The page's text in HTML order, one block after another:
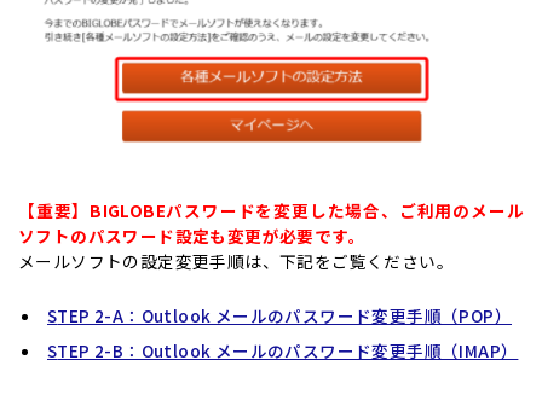
【重要】BIGLOBEパスワードを変更した場合、ご利用のメール
ソフトのパスワード設定も変更が必要です。
メールソフトの設定変更手順は、下記をご覧ください。
STEP 2-A：Outlook メールのパスワード変更手順（POP）
STEP 2-B：Outlook メールのパスワード変更手順（IMAP）